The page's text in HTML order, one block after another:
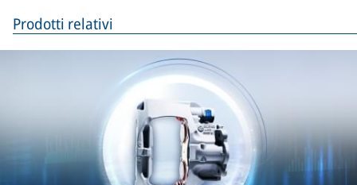
Prodotti relativi